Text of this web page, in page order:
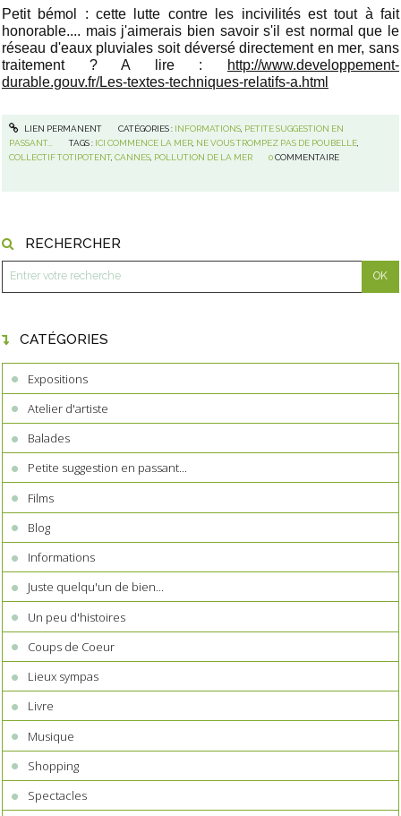
RECHERCHER
CATÉGORIES
Expositions
Atelier d'artiste
Balades
Petite suggestion en passant...
Films
Blog
Informations
Juste quelqu'un de bien...
Un peu d'histoires
Coups de Coeur
Lieux sympas
Livre
Musique
Shopping
Spectacles
Petit bémol : cette lutte contre les incivilités est tout à fait
honorable.... mais j'aimerais bien savoir s'il est normal que le
réseau d'eaux pluviales soit déversé directement en mer, sans
traitement ? A lire :
http://www.developpement-
durable.gouv.fr/Les-textes-techniques-relatifs-a.html
LIEN PERMANENT CATÉGORIES : INFORMATIONS, PETITE SUGGESTION EN
PASSANT...
TAGS : ICI COMMENCE LA MER NE VOUS TROMPEZ PAS DE POUBELLE
COLLECTIF TOTIPOTENT,CANNES POLLUTION DE LA MER 0 COMMENTAIRE